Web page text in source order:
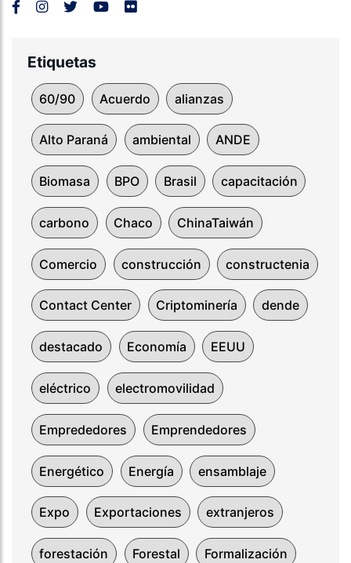
Etiquetas
60/90 Acuerdo alianzas
Alto Paraná ambiental ANDE
Biomasa BPO Brasil capacitación
carbono Chaco ChinaTaiwán
Comercio construcción constructenia
Contact Center Criptominería dende
destacado Economía EEUU
eléctrico electromovilidad
Emprededores Emprendedores
Energético Energía ensamblaje
Expo Exportaciones extranjeros
forestación Forestal Formalización